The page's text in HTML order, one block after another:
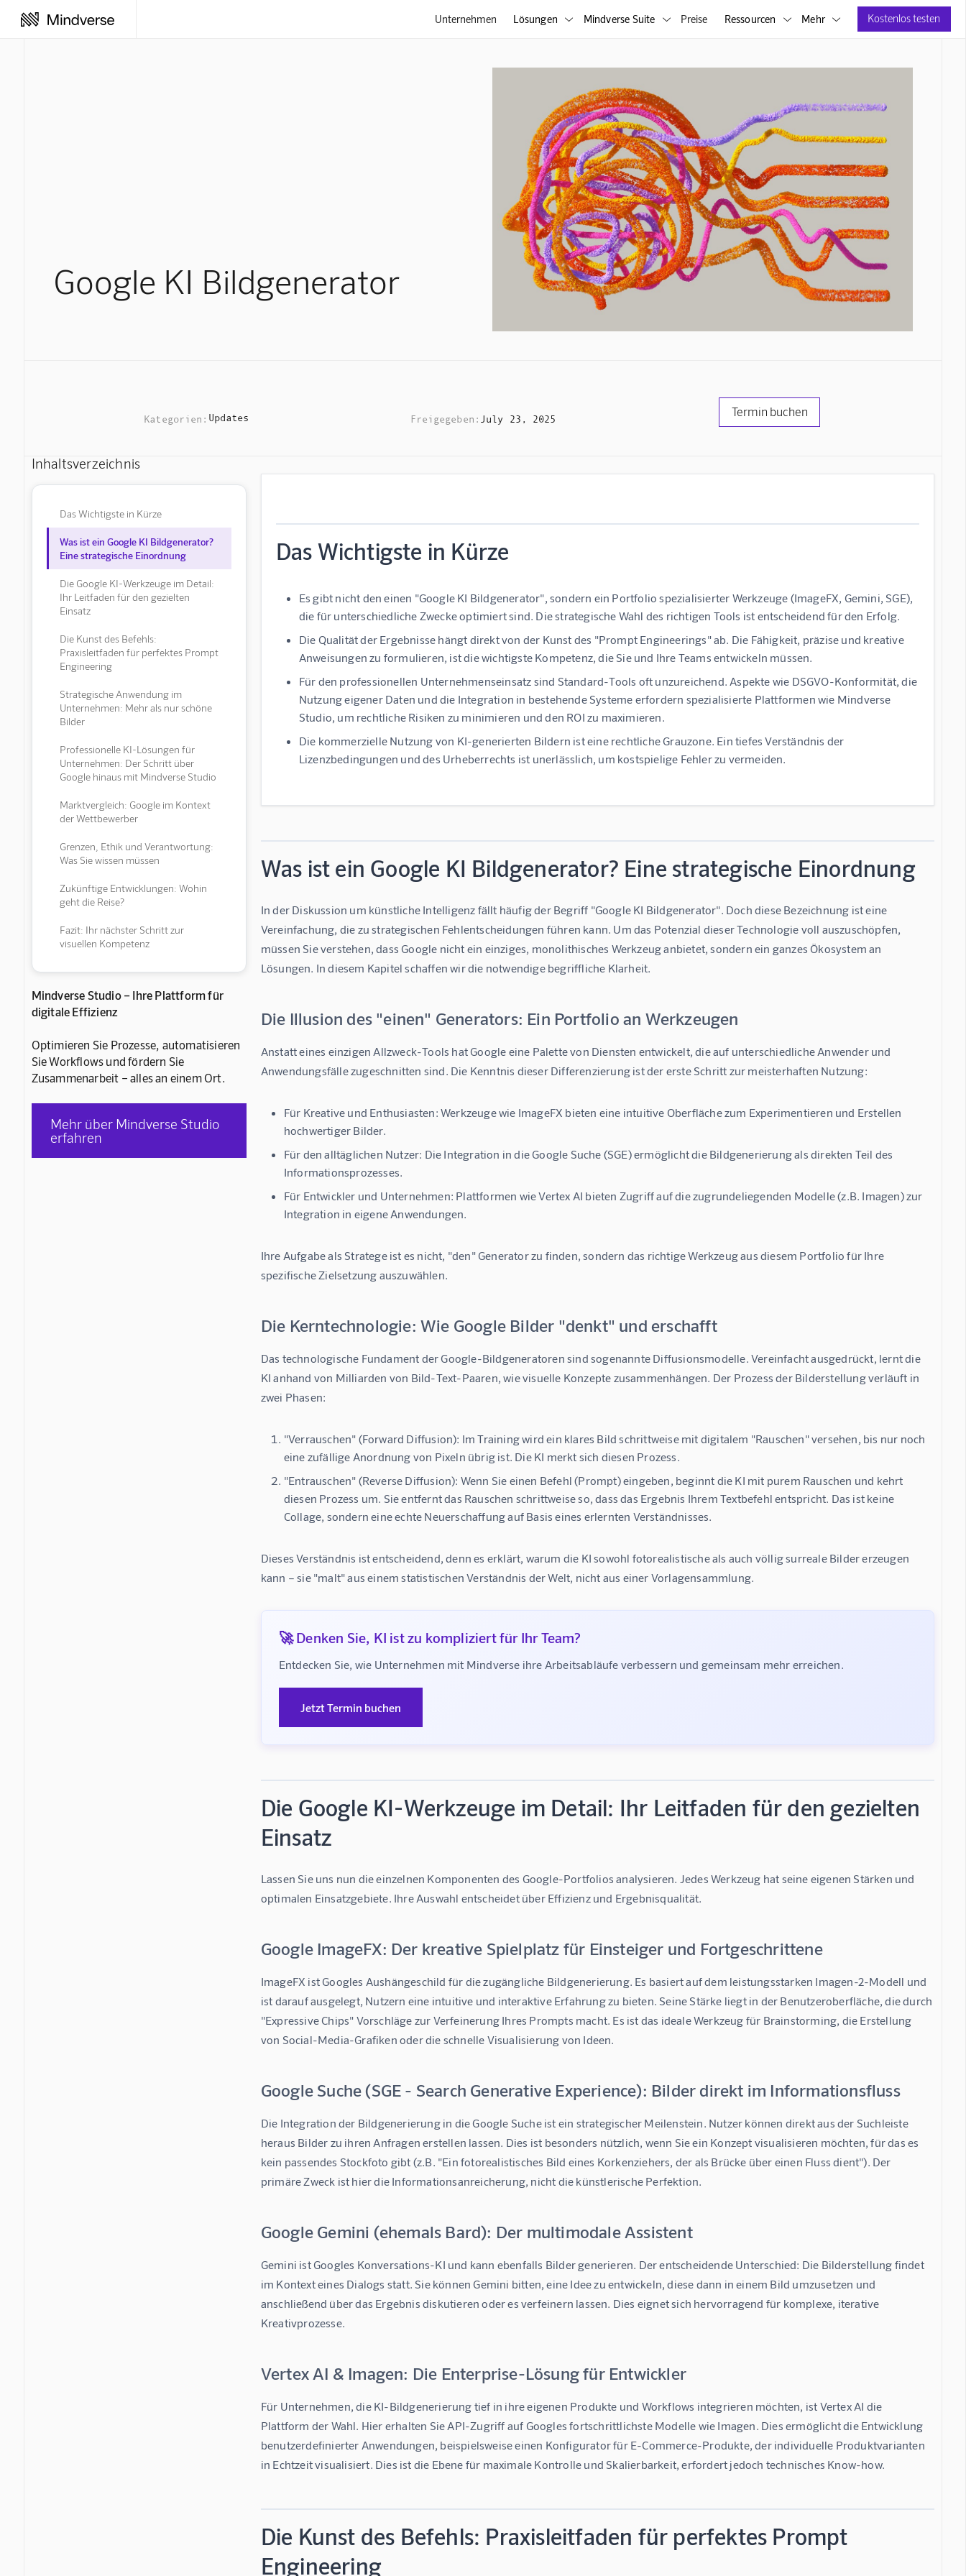
Unternehmen Lösungen  Mindverse Suite  Preise Ressourcen  Mehr  Kostenlos testen
Google KI Bildgenerator
Kategorien: Updates Freigegeben: July 23, 2025
Termin buchen
Inhaltsverzeichnis
Das Wichtigste in Kürze
Was ist ein Google KI Bildgenerator?
Eine strategische Einordnung
Die Google KI-Werkzeuge im Detail:
Ihr Leitfaden für den gezielten
Einsatz
Die Kunst des Befehls:
Praxisleitfaden für perfektes Prompt
Engineering
Strategische Anwendung im
Unternehmen: Mehr als nur schöne
Bilder
Professionelle KI-Lösungen für
Unternehmen: Der Schritt über
Google hinaus mit Mindverse Studio
Marktvergleich: Google im Kontext
der Wettbewerber
Grenzen, Ethik und Verantwortung:
Was Sie wissen müssen
Zukünftige Entwicklungen: Wohin
geht die Reise?
Fazit: Ihr nächster Schritt zur
visuellen Kompetenz
Mindverse Studio – Ihre Plattform für
digitale Effizienz
Optimieren Sie Prozesse, automatisieren
Sie Workflows und fördern Sie
Zusammenarbeit – alles an einem Ort.
Mehr über Mindverse Studio
erfahren
Das Wichtigste in Kürze
Es gibt nicht den einen "Google KI Bildgenerator", sondern ein Portfolio spezialisierter Werkzeuge (ImageFX, Gemini, SGE),
die für unterschiedliche Zwecke optimiert sind. Die strategische Wahl des richtigen Tools ist entscheidend für den Erfolg.
Die Qualität der Ergebnisse hängt direkt von der Kunst des "Prompt Engineerings" ab. Die Fähigkeit, präzise und kreative
Anweisungen zu formulieren, ist die wichtigste Kompetenz, die Sie und Ihre Teams entwickeln müssen.
Für den professionellen Unternehmenseinsatz sind Standard-Tools oft unzureichend. Aspekte wie DSGVO-Konformität, die
Nutzung eigener Daten und die Integration in bestehende Systeme erfordern spezialisierte Plattformen wie Mindverse
Studio, um rechtliche Risiken zu minimieren und den ROI zu maximieren.
Die kommerzielle Nutzung von KI-generierten Bildern ist eine rechtliche Grauzone. Ein tiefes Verständnis der
Lizenzbedingungen und des Urheberrechts ist unerlässlich, um kostspielige Fehler zu vermeiden.
Was ist ein Google KI Bildgenerator? Eine strategische Einordnung
In der Diskussion um künstliche Intelligenz fällt häufig der Begriff "Google KI Bildgenerator". Doch diese Bezeichnung ist eine
Vereinfachung, die zu strategischen Fehlentscheidungen führen kann. Um das Potenzial dieser Technologie voll auszuschöpfen,
müssen Sie verstehen, dass Google nicht ein einziges, monolithisches Werkzeug anbietet, sondern ein ganzes Ökosystem an
Lösungen. In diesem Kapitel schaffen wir die notwendige begriffliche Klarheit.
Die Illusion des "einen" Generators: Ein Portfolio an Werkzeugen
Anstatt eines einzigen Allzweck-Tools hat Google eine Palette von Diensten entwickelt, die auf unterschiedliche Anwender und
Anwendungsfälle zugeschnitten sind. Die Kenntnis dieser Differenzierung ist der erste Schritt zur meisterhaften Nutzung:
Für Kreative und Enthusiasten: Werkzeuge wie ImageFX bieten eine intuitive Oberfläche zum Experimentieren und Erstellen
hochwertiger Bilder.
Für den alltäglichen Nutzer: Die Integration in die Google Suche (SGE) ermöglicht die Bildgenerierung als direkten Teil des
Informationsprozesses.
Für Entwickler und Unternehmen: Plattformen wie Vertex AI bieten Zugriff auf die zugrundeliegenden Modelle (z.B. Imagen) zur
Integration in eigene Anwendungen.
Ihre Aufgabe als Stratege ist es nicht, "den" Generator zu finden, sondern das richtige Werkzeug aus diesem Portfolio für Ihre
spezifische Zielsetzung auszuwählen.
Die Kerntechnologie: Wie Google Bilder "denkt" und erschafft
Das technologische Fundament der Google-Bildgeneratoren sind sogenannte Diffusionsmodelle. Vereinfacht ausgedrückt, lernt die
KI anhand von Milliarden von Bild-Text-Paaren, wie visuelle Konzepte zusammenhängen. Der Prozess der Bilderstellung verläuft in
zwei Phasen:
"Verrauschen" (Forward Diffusion): Im Training wird ein klares Bild schrittweise mit digitalem "Rauschen" versehen, bis nur noch
eine zufällige Anordnung von Pixeln übrig ist. Die KI merkt sich diesen Prozess.
"Entrauschen" (Reverse Diffusion): Wenn Sie einen Befehl (Prompt) eingeben, beginnt die KI mit purem Rauschen und kehrt
diesen Prozess um. Sie entfernt das Rauschen schrittweise so, dass das Ergebnis Ihrem Textbefehl entspricht. Das ist keine
Collage, sondern eine echte Neuerschaffung auf Basis eines erlernten Verständnisses.
Dieses Verständnis ist entscheidend, denn es erklärt, warum die KI sowohl fotorealistische als auch völlig surreale Bilder erzeugen
kann – sie "malt" aus einem statistischen Verständnis der Welt, nicht aus einer Vorlagensammlung.
🚀 Denken Sie, KI ist zu kompliziert für Ihr Team?
Entdecken Sie, wie Unternehmen mit Mindverse ihre Arbeitsabläufe verbessern und gemeinsam mehr erreichen.
Jetzt Termin buchen
Die Google KI-Werkzeuge im Detail: Ihr Leitfaden für den gezielten
Einsatz
Lassen Sie uns nun die einzelnen Komponenten des Google-Portfolios analysieren. Jedes Werkzeug hat seine eigenen Stärken und
optimalen Einsatzgebiete. Ihre Auswahl entscheidet über Effizienz und Ergebnisqualität.
Google ImageFX: Der kreative Spielplatz für Einsteiger und Fortgeschrittene
ImageFX ist Googles Aushängeschild für die zugängliche Bildgenerierung. Es basiert auf dem leistungsstarken Imagen-2-Modell und
ist darauf ausgelegt, Nutzern eine intuitive und interaktive Erfahrung zu bieten. Seine Stärke liegt in der Benutzeroberfläche, die durch
"Expressive Chips" Vorschläge zur Verfeinerung Ihres Prompts macht. Es ist das ideale Werkzeug für Brainstorming, die Erstellung
von Social-Media-Grafiken oder die schnelle Visualisierung von Ideen.
Google Suche (SGE - Search Generative Experience): Bilder direkt im Informationsfluss
Die Integration der Bildgenerierung in die Google Suche ist ein strategischer Meilenstein. Nutzer können direkt aus der Suchleiste
heraus Bilder zu ihren Anfragen erstellen lassen. Dies ist besonders nützlich, wenn Sie ein Konzept visualisieren möchten, für das es
kein passendes Stockfoto gibt (z.B. "Ein fotorealistisches Bild eines Korkenziehers, der als Brücke über einen Fluss dient"). Der
primäre Zweck ist hier die Informationsanreicherung, nicht die künstlerische Perfektion.
Google Gemini (ehemals Bard): Der multimodale Assistent
Gemini ist Googles Konversations-KI und kann ebenfalls Bilder generieren. Der entscheidende Unterschied: Die Bilderstellung findet
im Kontext eines Dialogs statt. Sie können Gemini bitten, eine Idee zu entwickeln, diese dann in einem Bild umzusetzen und
anschließend über das Ergebnis diskutieren oder es verfeinern lassen. Dies eignet sich hervorragend für komplexe, iterative
Kreativprozesse.
Vertex AI & Imagen: Die Enterprise-Lösung für Entwickler
Für Unternehmen, die KI-Bildgenerierung tief in ihre eigenen Produkte und Workflows integrieren möchten, ist Vertex AI die
Plattform der Wahl. Hier erhalten Sie API-Zugriff auf Googles fortschrittlichste Modelle wie Imagen. Dies ermöglicht die Entwicklung
benutzerdefinierter Anwendungen, beispielsweise einen Konfigurator für E-Commerce-Produkte, der individuelle Produktvarianten
in Echtzeit visualisiert. Dies ist die Ebene für maximale Kontrolle und Skalierbarkeit, erfordert jedoch technisches Know-how.
Die Kunst des Befehls: Praxisleitfaden für perfektes Prompt
Engineering